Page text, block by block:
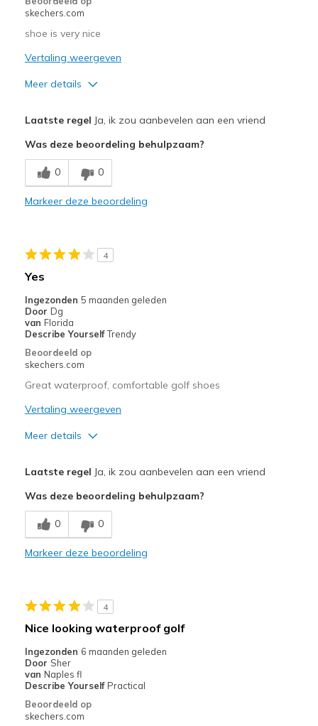
Width
Sizing
View On Shoes
I'm Into Shoes
skechers.com
shoe is very nice
Vertaling weergeven
Meer details
Breathe Well
Comfortable
View On Shoes
I'm Into Shoes
Laatste regel Ja, ik zou aanbevelen aan een vriend
Was deze beoordeling behulpzaam?
0 0
Markeer deze beoordeling
4
Yes
Ingezonden 5 maanden geleden
Door Dg
van Florida
Describe YourselfTrendy
Beoordeeld op
skechers.com
Great waterproof, comfortable golf shoes
Vertaling weergeven
Meer details
Durable
Stylish
View On Shoes
Shoes are for Wearing
Laatste regel Ja, ik zou aanbevelen aan een vriend
Was deze beoordeling behulpzaam?
0 0
Markeer deze beoordeling
4
Nice looking waterproof golf
Ingezonden 6 maanden geleden
Door Sher
van Naples fl
Describe Yourself Practical
Beoordeeld op
skechers.com